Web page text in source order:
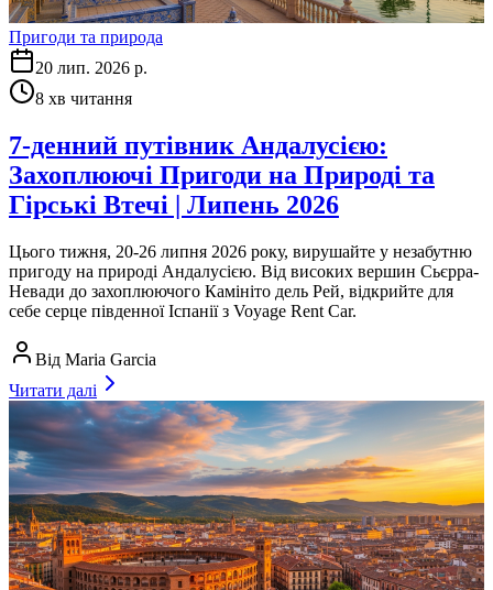
Пригоди та природа
20 лип. 2026 р.
8 хв читання
7-денний путівник Андалусією:
Захоплюючі Пригоди на Природі та
Гірські Втечі | Липень 2026
Цього тижня, 20-26 липня 2026 року, вирушайте у незабутню
пригоду на природі Андалусією. Від високих вершин Сьєрра-
Невади до захоплюючого Камініто дель Рей, відкрийте для
себе серце південної Іспанії з Voyage Rent Car.
Від Maria Garcia
Читати далі